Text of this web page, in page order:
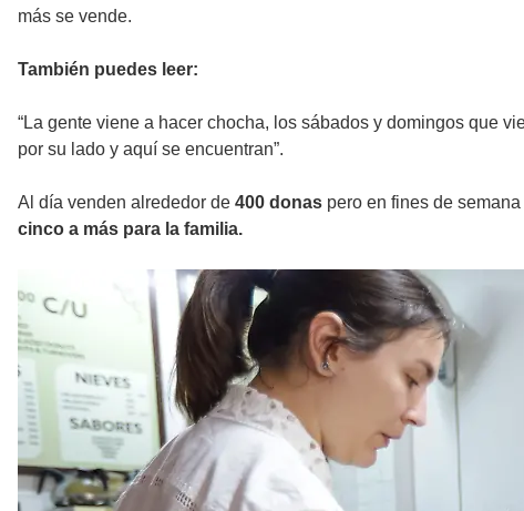
más se vende.
También puedes leer:
“La gente viene a hacer chocha, los sábados y domingos que
por su lado y aquí se encuentran”.
Al día venden alrededor de 400 donas pero en fines de
cinco a más para la familia.